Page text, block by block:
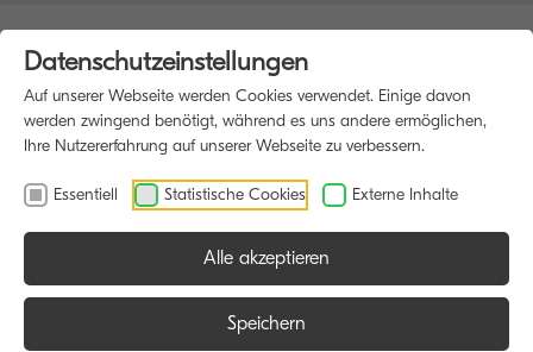
Datenschutzeinstellungen
Auf unserer Webseite werden Cookies verwendet. Einige davon
werden zwingend benötigt, während es uns andere ermöglichen,
Ihre Nutzererfahrung auf unserer Webseite zu verbessern.
Essentiell Statistische Cookies Externe Inhalte
Alle akzeptieren
Speichern